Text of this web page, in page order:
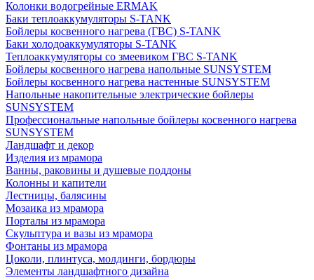
Колонки водогрейные ERMAK
Баки теплоаккумуляторы S-TANK
Бойлеры косвенного нагрева (ГВС) S-TANK
Баки холодоаккумуляторы S-TANK
Теплоаккумуляторы со змеевиком ГВС S-TANK
Бойлеры косвенного нагрева напольные SUNSYSTEM
Бойлеры косвенного нагрева настенные SUNSYSTEM
Напольные накопительные электрические бойлеры
SUNSYSTEM
Профессиональные напольные бойлеры косвенного нагрева
SUNSYSTEM
Ландшафт и декор
Изделия из мрамора
Ванны, раковины и душевые поддоны
Колонны и капители
Лестницы, балясины
Мозаика из мрамора
Порталы из мрамора
Скульптура и вазы из мрамора
Фонтаны из мрамора
Цоколи, плинтуса, молдинги, бордюры
Элементы ландшафтного дизайна